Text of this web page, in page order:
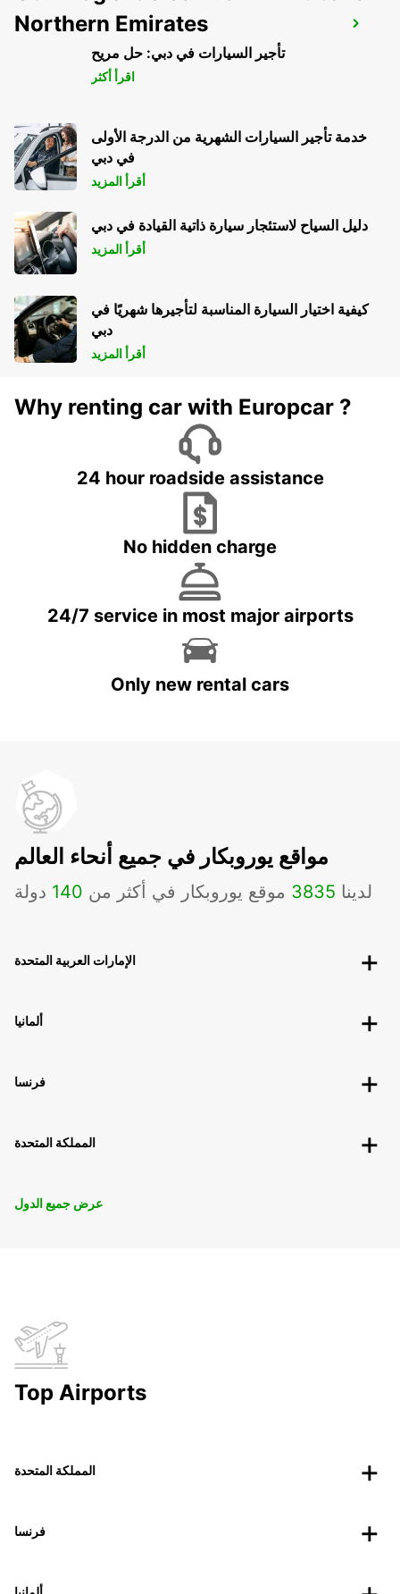
LAHTI RAILWAYSTATION
LAHTI - FINLAND
Northern Emirates
تأجير السيارات في دبي: حل مريح
اقرأ أكثر
خدمة تأجير السيارات الشهرية من الدرجة الأولى
في دبي
أقرأ المزيد
دليل السياح لاستئجار سيارة ذاتية القيادة في دبي
أقرأ المزيد
كيفية اختيار السيارة المناسبة لتأجيرها شهريًا في
دبي
أقرأ المزيد
Why renting car with Europcar ?
24 hour roadside assistance
No hidden charge
24/7 service in most major airports
Only new rental cars
مواقع يوروبكار في جميع أنحاء العالم
لدينا 3835 موقع يوروبكار في أكثر من 140 دولة
الإمارات العربية المتحدة
ألمانيا
فرنسا
المملكة المتحدة
عرض جميع الدول
Top Airports
المملكة المتحدة
فرنسا